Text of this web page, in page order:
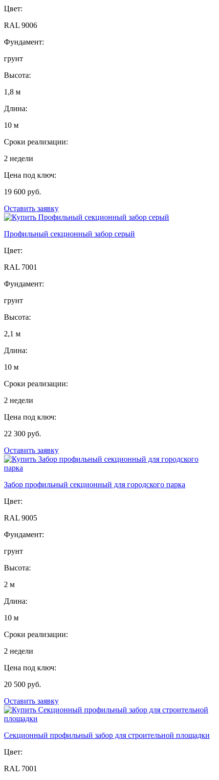
Цвет:
RAL 9006
Фундамент:
грунт
Высота:
1,8 м
Длина:
10 м
Сроки реализации:
2 недели
Цена под ключ:
19 600 руб.
Оставить заявку
Профильный секционный забор серый
Цвет:
RAL 7001
Фундамент:
грунт
Высота:
2,1 м
Длина:
10 м
Сроки реализации:
2 недели
Цена под ключ:
22 300 руб.
Оставить заявку
Забор профильный секционный для городского парка
Цвет:
RAL 9005
Фундамент:
грунт
Высота:
2 м
Длина:
10 м
Сроки реализации:
2 недели
Цена под ключ:
20 500 руб.
Оставить заявку
Секционный профильный забор для строительной площадки
Цвет:
RAL 7001